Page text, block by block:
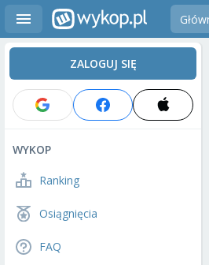
ZALOGUJ SIĘ
WYKOP
Ranking
Osiągnięcia
FAQ